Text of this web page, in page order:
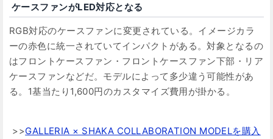
ケースファンがLED対応となる
RGB対応のケースファンに変更されている。イメージカラ
ーの赤色に統一されていてインパクトがある。対象となるの
はフロントケースファン・フロントケースファン下部・リア
ケースファンなどだ。モデルによって多少違う可能性があ
る。1基当たり1,600円のカスタマイズ費用が掛かる。
>>GALLERIA × SHAKA COLLABORATION MODELを購入